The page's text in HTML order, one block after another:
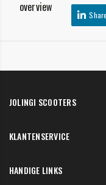
overview
Share
JOLINGI SCOOTERS
Onze showroom
KLANTENSERVICE
Verzending en bezorging
HANDIGE LINKS